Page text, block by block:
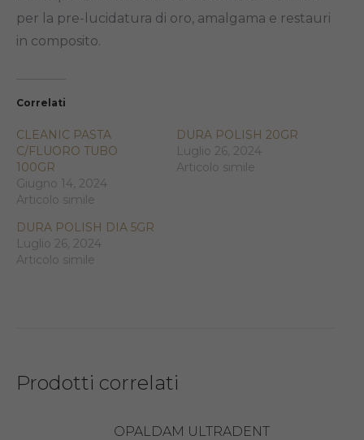
per la pre-lucidatura di oro, amalgama e restauri
in composito.
Correlati
CLEANIC PASTA
C/FLUORO TUBO
100GR
Giugno 14, 2024
Articolo simile
DURA POLISH 20GR
Luglio 26, 2024
Articolo simile
DURA POLISH DIA 5GR
Luglio 26, 2024
Articolo simile
Prodotti correlati
OPALDAM ULTRADENT